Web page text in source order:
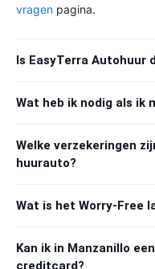
vragen pagina.
Is EasyTerra Autohuur
Wat heb ik nodig als ik
Welke verzekeringen
huurauto?
Wat is het Worry-Free
Kan ik in Manzanillo
creditcard?